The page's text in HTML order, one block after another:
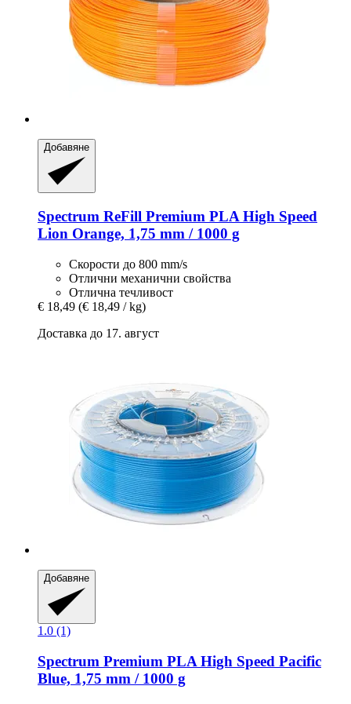
Добавяне
Spectrum ReFill Premium PLA High Speed
Lion Orange, 1,75 mm / 1000 g
Скорости до 800 mm/s
Отлични механични свойства
Отлична течливост
€ 18,49 (€ 18,49 / kg)
Доставка до 17. август
Добавяне
1.0 (1)
Spectrum Premium PLA High Speed Pacific
Blue, 1,75 mm / 1000 g